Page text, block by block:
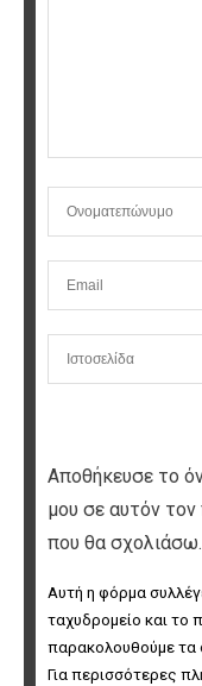
Αποθήκευσε το
μου σε αυτόν
που θα σχολιάσω.
Αυτή η φόρμα
ταχυδρομείο και το
παρακολουθούμε τα
Για περισσότερες